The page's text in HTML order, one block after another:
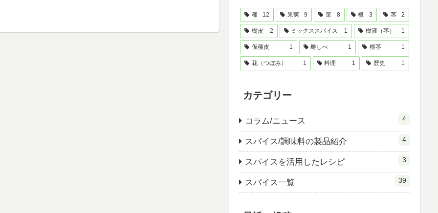
種 12 果実 9 葉 8 根 3 茎 2
樹皮 2 ミックススパイス 1 樹液（茎） 1
仮種皮 1 雌しべ 1 根茎 1
花（つぼみ） 1 料理 1 歴史 1
カテゴリー
コラム/ニュース 4
スパイス/調味料の製品紹介 4
スパイスを活用したレシピ 3
スパイス一覧 39